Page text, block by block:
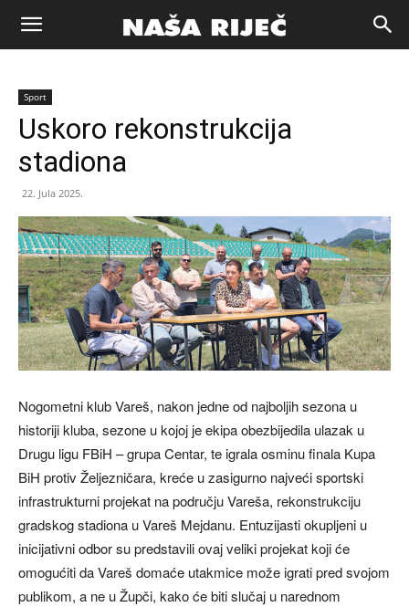
Naša
riječ
Sport
Uskoro rekonstrukcija
stadiona
22. Jula 2025.
Nogometni klub Vareš, nakon jedne od najboljih sezona u
historiji kluba, sezone u kojoj je ekipa obezbijedila ulazak u
Drugu ligu FBiH – grupa Centar, te igrala osminu finala Kupa
BiH protiv Željezničara, kreće u zasigurno najveći sportski
infrastrukturni projekat na području Vareša, rekonstrukciju
gradskog stadiona u Vareš Mejdanu. Entuzijasti okupljeni u
inicijativni odbor su predstavili ovaj veliki projekat koji će
omogućiti da Vareš domaće utakmice može igrati pred svojom
publikom, a ne u Župči, kako će biti slučaj u narednom